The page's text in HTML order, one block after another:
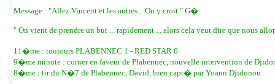
Message : "Allez Vincent et les autres... On y croit " G�
" On vient de prendre un but ... rapidement ... alors cela veut dire que nous
11�me : toujours PLABENNEC 1 - RED STAR 0
9�me minute : corner en faveur de Plabennec, nouvelle intervention de
8�me : tir du N�7 de Plabennec, David, bien capt� par Yoann Djidonou